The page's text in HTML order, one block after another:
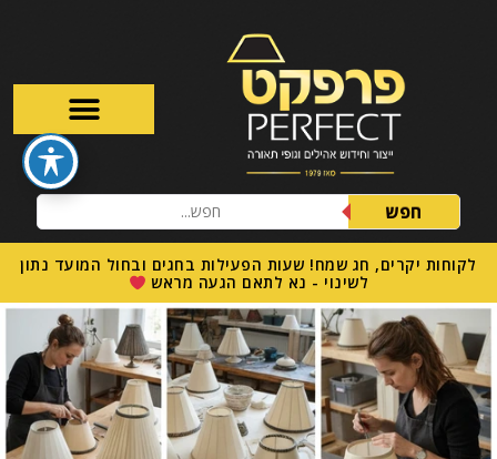
חפש
לקוחות יקרים, חג שמח! שעות הפעילות בחגים ובחול המועד נתון
לשינוי - נא לתאם הגעה מראש